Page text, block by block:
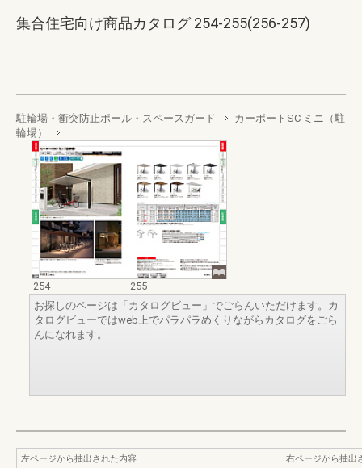
集合住宅向け商品カタログ 254-255(256-257)
駐輪場・衝突防止ポール・スペースガード
カーポートSC ミニ（駐
輪場）
254
255
お探しのページは「カタログビュー」でごらんいただけます。カ
タログビューではweb上でパラパラめくりながらカタログをごら
んになれます。
左ページから抽出された内容
右ページから抽出